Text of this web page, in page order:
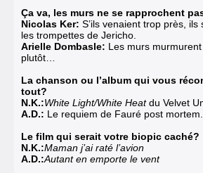
Ça va, les murs ne se rapprochent
Nicolas Ker: S’ils venaient trop près,
les trompettes de Jericho.
Arielle Dombasle: Les murs
plutôt…
La chanson ou l’album qui vous
tout?
N.K.:White Light/White Heatdu Velvet
A.D.: Le requiem de Fauré post mortem.
Le film qui serait votre biopic caché?
N.K.:Maman j’ai raté l’avion
A.D.:Autant en emporte le vent